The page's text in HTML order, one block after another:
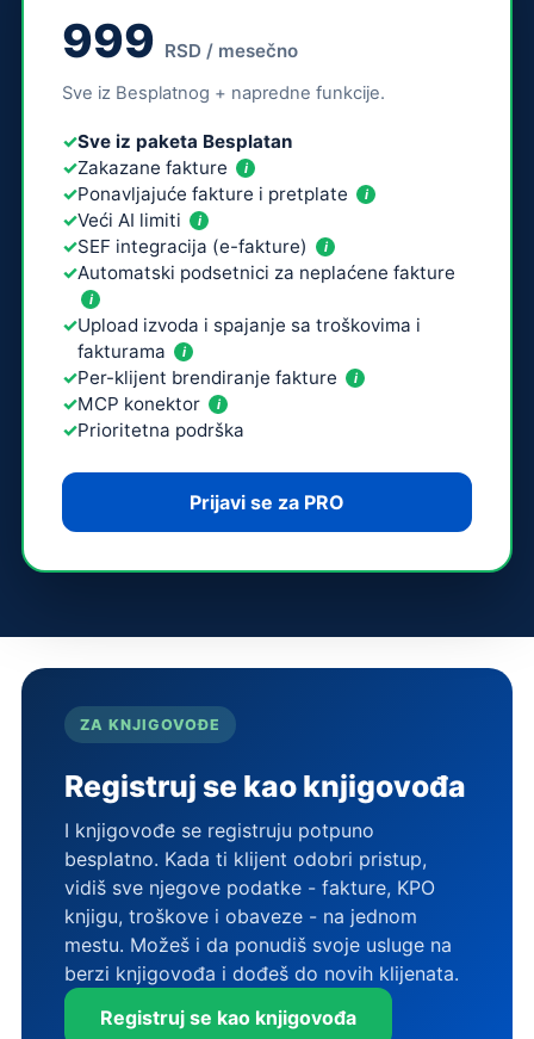
999 RSD / mesečno
Sve iz Besplatnog + napredne funkcije.
Sve iz paketa Besplatan
Zakazane fakture
i
Ponavljajuće fakture i pretplate i
Veći AI limiti i
SEF integracija (e-fakture) i
Automatski podsetnici za neplaćene fakture
i
Upload izvoda i spajanje sa troškovima i
fakturama
i
Per-klijent brendiranje fakture i
MCP konektor i
Prioritetna podrška
Prijavi se za PRO
ZA KNJIGOVOĐE
Registruj se kao knjigovođa
I knjigovođe se registruju potpuno
besplatno. Kada ti klijent odobri pristup,
vidiš sve njegove podatke - fakture, KPO
knjigu, troškove i obaveze - na jednom
mestu. Možeš i da ponudiš svoje usluge na
berzi knjigovođa i dođeš do novih klijenata.
Registruj se kao knjigovođa